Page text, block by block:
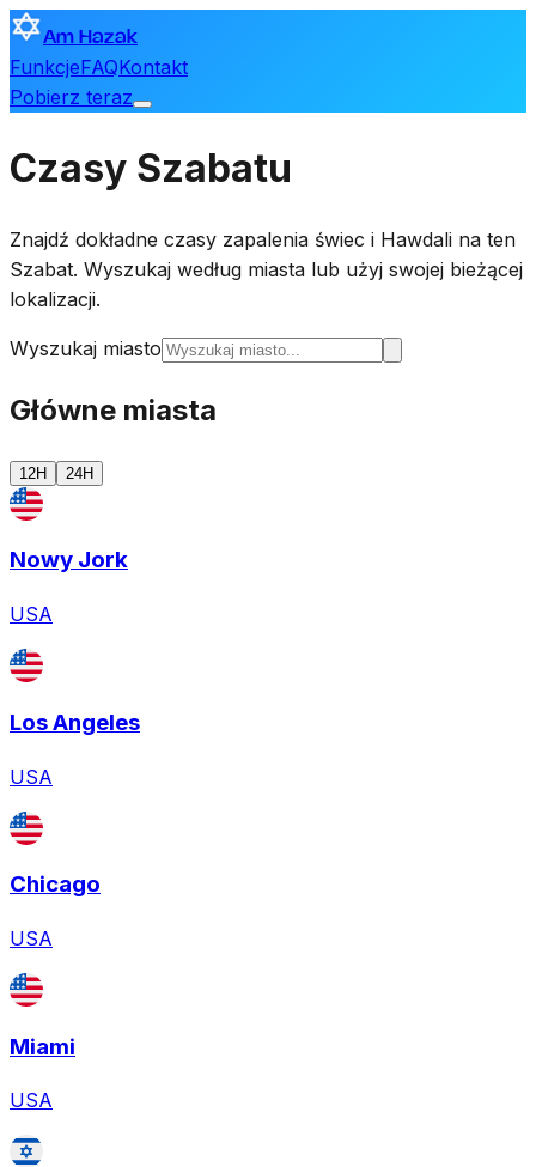
Am Hazak
FunkcjeFAQKontakt
Pobierz teraz
Czasy Szabatu
Znajdź dokładne czasy zapalenia świec i Hawdali na ten
Szabat. Wyszukaj według miasta lub użyj swojej bieżącej
lokalizacji.
Wyszukaj miasto
Główne miasta
12H 24H
Nowy Jork
USA
Los Angeles
USA
Chicago
USA
Miami
USA